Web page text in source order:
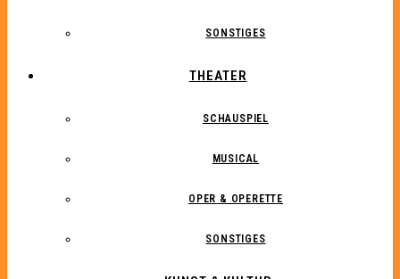
SONSTIGES
THEATER
SCHAUSPIEL
MUSICAL
OPER & OPERETTE
SONSTIGES